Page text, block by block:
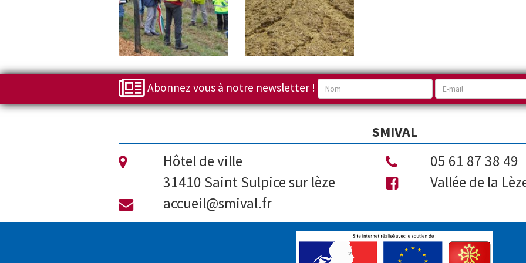
Abonnez vous à notre newsletter !
SMIVAL
Hôtel de ville
31410 Saint Sulpice sur lèze
accueil@smival.fr
05 61 87 38 49
Vallée de la